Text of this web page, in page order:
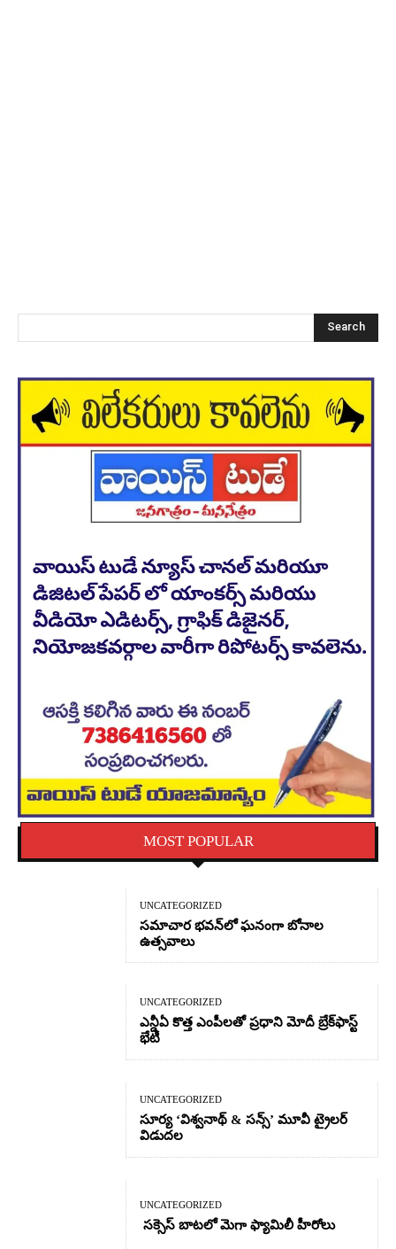
Search
MOST POPULAR
UNCATEGORIZED
సమాచార భవన్‌లో ఘనంగా బోనాల
ఉత్సవాలు
UNCATEGORIZED
ఎన్డీఏ కొత్త ఎంపీలతో ప్రధాని మోదీ బ్రేక్‌ఫాస్ట్
భేటీ
UNCATEGORIZED
సూర్య ‘విశ్వనాథ్ & సన్స్’ మూవీ ట్రైలర్
విడుదల
UNCATEGORIZED
సక్సెస్ బాటలో మెగా ఫ్యామిలీ హీరోలు